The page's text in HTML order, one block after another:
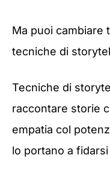
Ma puoi cambiare
tecniche di
Tecniche di
raccontare storie
empatia col
lo portano a